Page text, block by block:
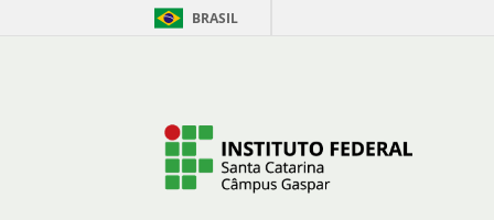
Pular para o Conteúdo BRASIL